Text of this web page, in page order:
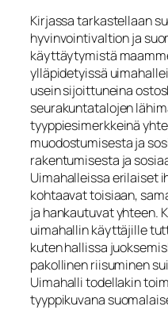
Kirjassa tarkastellaan
hyvinvointivaltion ja
käyttäytymistä
ylläpidetyissä
usein sijoittuneina
seurakuntatalojen
tyyppiesimerkkeinä
muodostumisesta ja
rakentumisesta ja
Uimahalleissa erilaiset
kohtaavat toisiaan,
ja hankautuvat yhteen.
uimahallin käyttäjille
kuten hallissa
pakollinen riisuminen
Uimahalli todellakin
tyyppikuvana